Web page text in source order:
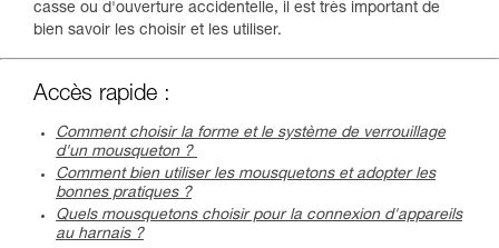
casse ou d'ouverture accidentelle, il est très important de
bien savoir les choisir et les utiliser.
Accès rapide :
Comment choisir la forme et le système de verrouillage
d'un mousqueton ?
Comment bien utiliser les mousquetons et adopter les
bonnes pratiques ?
Quels mousquetons choisir pour la connexion d'appareils
au harnais ?